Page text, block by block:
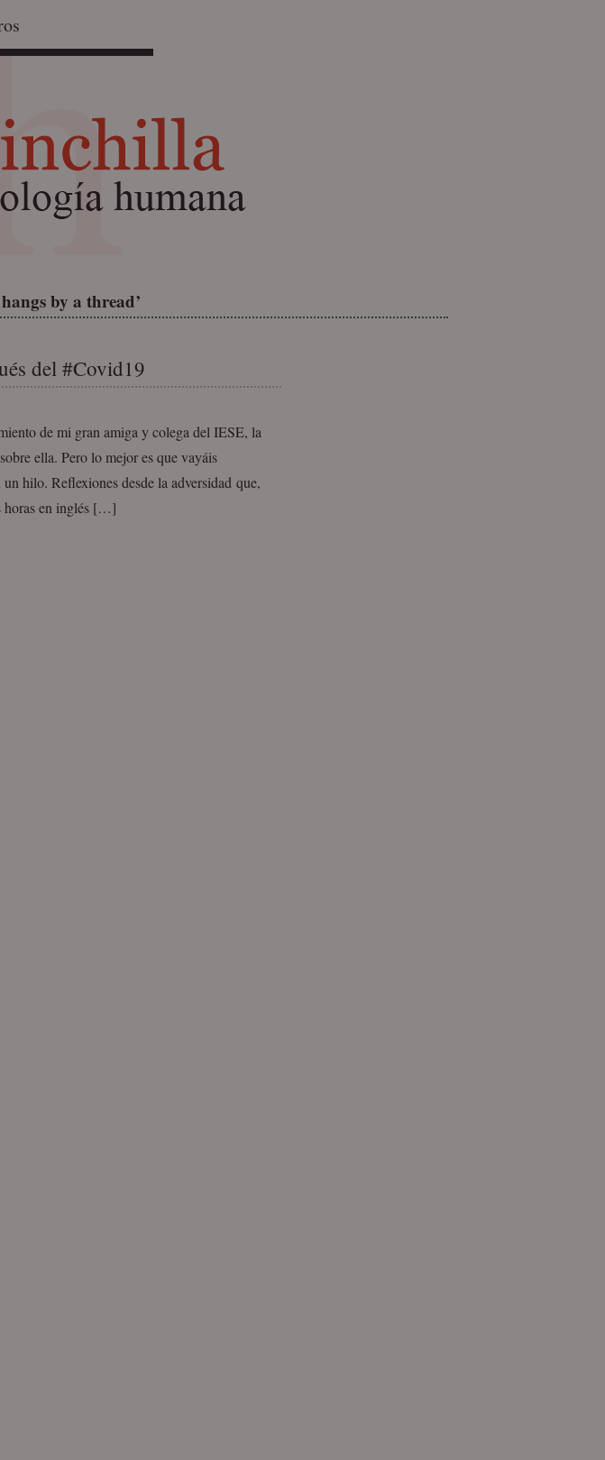
by a thread’
del #Covid19
de mi gran amiga y colega del IESE, la
ella. Pero lo mejor es que vayáis
hilo. Reflexiones desde la adversidad que,
horas en inglés […]